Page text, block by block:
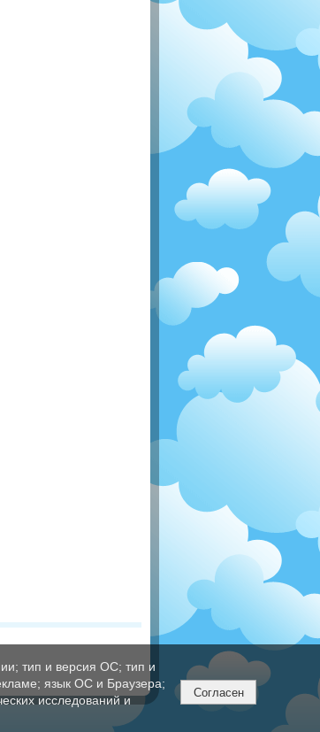
тип и версия ОС; тип и
язык ОС и Браузера;
исследований и
Согласен